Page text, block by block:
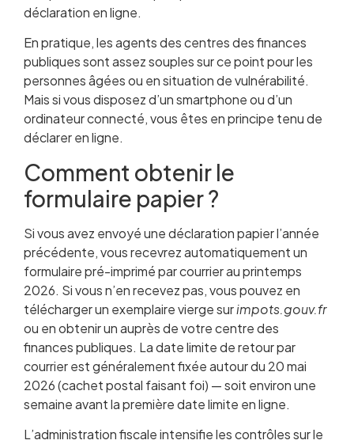
déclaration en ligne.
En pratique, les agents des centres des finances
publiques sont assez souples sur ce point pour les
personnes âgées ou en situation de vulnérabilité.
Mais si vous disposez d’un smartphone ou d’un
ordinateur connecté, vous êtes en principe tenu de
déclarer en ligne.
Comment obtenir le
formulaire papier ?
Si vous avez envoyé une déclaration papier l’année
précédente, vous recevrez automatiquement un
formulaire pré-imprimé par courrier au printemps
2026. Si vous n’en recevez pas, vous pouvez en
télécharger un exemplaire vierge surimpots.gouv.fr
ou en obtenir un auprès de votre centre des
finances publiques. La date limite de retour par
courrier est généralement fixée autour du 20 mai
2026 (cachet postal faisant foi) — soit environ une
semaine avant la première date limite en ligne.
L’administration fiscale intensifie les contrôles sur le